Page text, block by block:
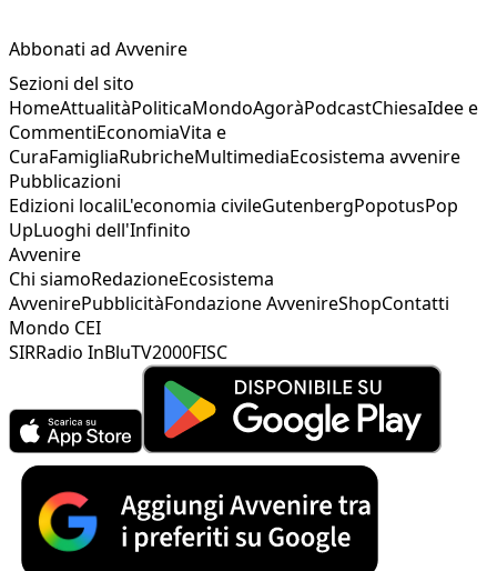
Abbonati ad Avvenire
Sezioni del sito
HomeAttualitàPoliticaMondoAgoràPodcastChiesaIdee e
CommentiEconomiaVita e
CuraFamigliaRubricheMultimediaEcosistema avvenire
Pubblicazioni
Edizioni localiL'economia civileGutenbergPopotusPop
UpLuoghi dell'Infinito
Avvenire
Chi siamoRedazioneEcosistema
AvvenirePubblicitàFondazione AvvenireShopContatti
Mondo CEI
SIRRadio InBluTV2000FISC